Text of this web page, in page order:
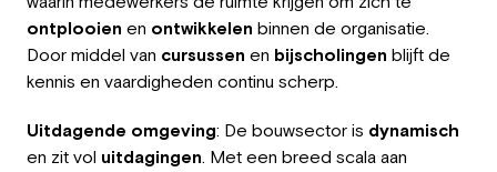
ontplooien en ontwikkelen binnen de organisatie.
Door middel van cursussen en bijscholingen blijft de
kennis en vaardigheden continu scherp.
Uitdagende omgeving: De bouwsector is dynamisch
en zit vol uitdagingen. Met een breed scala aan